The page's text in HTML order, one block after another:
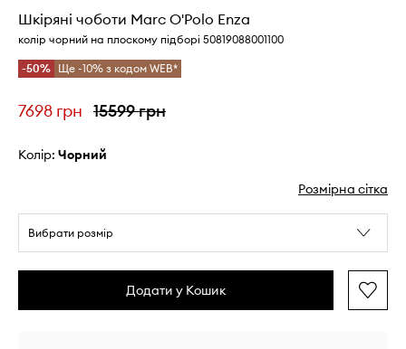
Шкіряні чоботи Marc O'Polo Enza
колір чорний на плоскому підборі 50819088001100
-50% Ще -10% з кодом WEB*
7698 грн 15599 грн
Колір: чорний
Розмірна сітка
Вибрати розмір
Додати у Кошик